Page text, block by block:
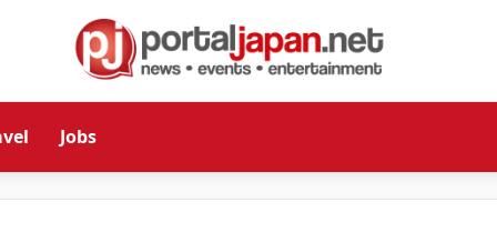
Jobs